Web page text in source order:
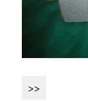
>>